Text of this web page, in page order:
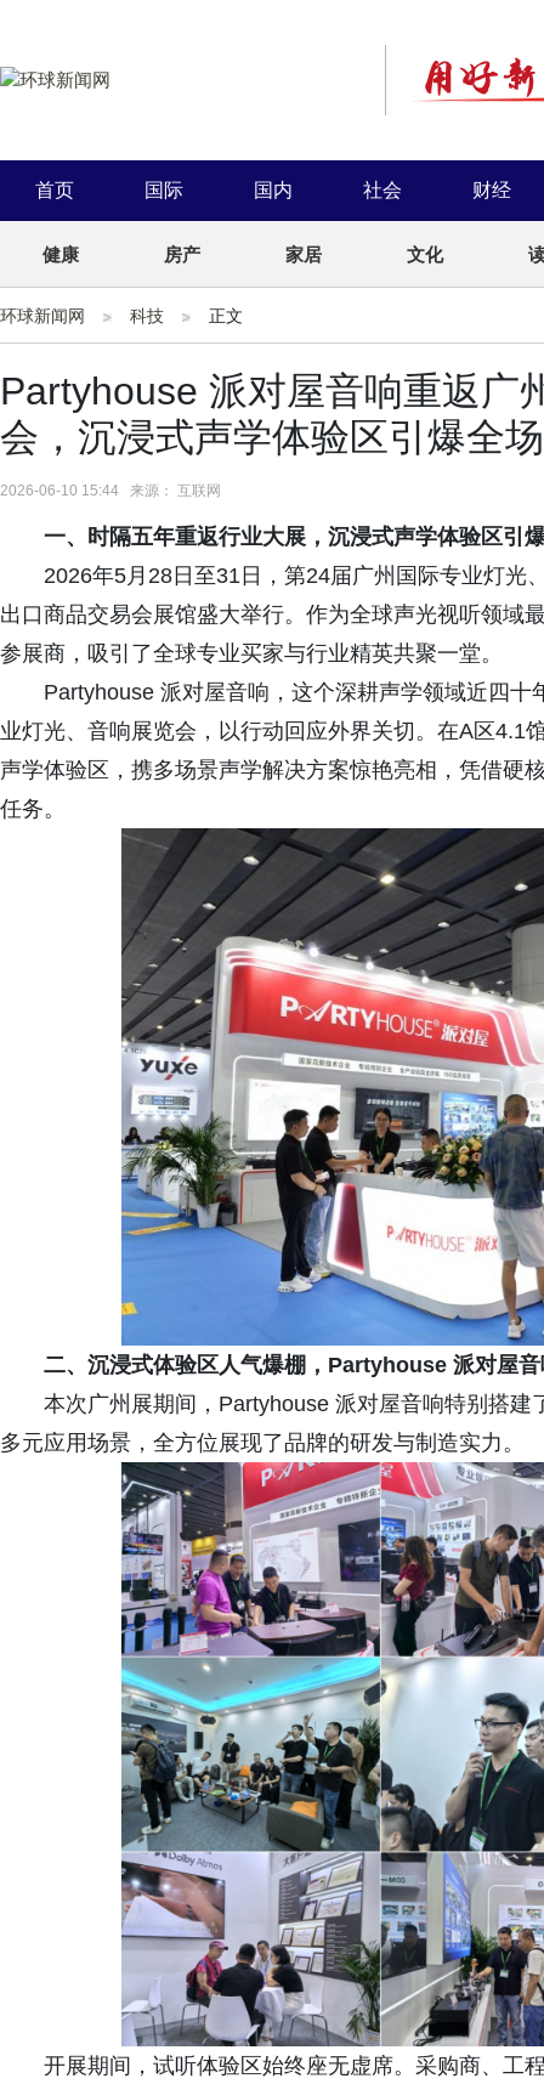
首页 国际 国内 社会 财经
健康 房产 家居 文化
环球新闻网 科技 正文
Partyhouse 派对屋音响重返广
会，沉浸式声学体验区引爆全场
2026-06-10 15:44 来源： 互联网
一、 时隔五年重返行业大展，沉浸式声学体验区引
2026年5月28日至31日，第24届广州国际专业灯光
出口商品交易会展馆盛大举行。作为全球声光视听领域
参展商，吸引了全球专业买家与行业精英共聚一堂。
Partyhouse 派对屋音响，这个深耕声学领域近四
业灯光、音响展览会，以行动回应外界关切。在A区4.1
声学体验区，携多场景声学解决方案惊艳亮相，凭借硬
任务。
二、 沉浸式体验区人气爆棚，Partyhouse 派对屋
本次广州展期间，Partyhouse 派对屋音响特别搭
多元应用场景，全方位展现了品牌的研发与制造实力。
开展期间，试听体验区始终座无虚席。采购商、工